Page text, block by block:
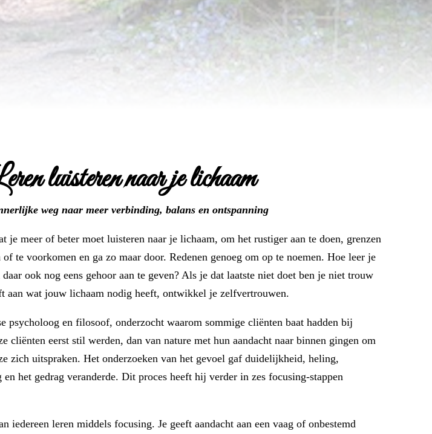
luisteren naar je lichaam
weg naar meer verbinding, balans en ontspanning
je meer of beter moet luisteren naar je lichaam, om het rustiger aan te doen, grenzen
te voorkomen en ga zo maar door. Redenen genoeg om op te noemen. Hoe leer je
ook nog eens gehoor aan te geven? Als je dat laatste niet doet ben je niet trouw
aan wat jouw lichaam nodig heeft, ontwikkel je zelfvertrouwen.
psycholoog en filosoof, onderzocht waarom sommige cliënten baat hadden bij
cliënten eerst stil werden, dan van nature met hun aandacht naar binnen gingen om
zich uitspraken. Het onderzoeken van het gevoel gaf duidelijkheid, heling,
het gedrag veranderde. Dit proces heeft hij verder in zes focusing-stappen
iedereen leren middels focusing. Je geeft aandacht aan een vaag of onbestemd